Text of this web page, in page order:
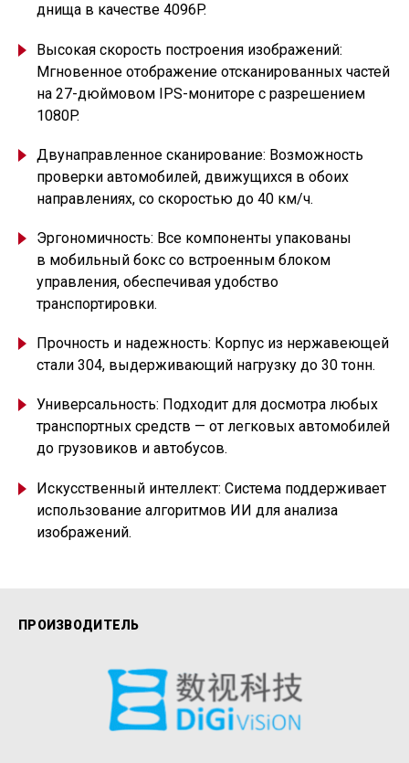
днища в качестве 4096P.
Высокая скорость построения изображений:
Мгновенное отображение отсканированных частей
на 27-дюймовом IPS-мониторе с разрешением
1080P.
Двунаправленное сканирование: Возможность
проверки автомобилей, движущихся в обоих
направлениях, со скоростью до 40 км/ч.
Эргономичность: Все компоненты упакованы
в мобильный бокс со встроенным блоком
управления, обеспечивая удобство
транспортировки.
Прочность и надежность: Корпус из нержавеющей
стали 304, выдерживающий нагрузку до 30 тонн.
Универсальность: Подходит для досмотра любых
транспортных средств — от легковых автомобилей
до грузовиков и автобусов.
Искусственный интеллект: Система поддерживает
использование алгоритмов ИИ для анализа
изображений.
ПРОИЗВОДИТЕЛЬ